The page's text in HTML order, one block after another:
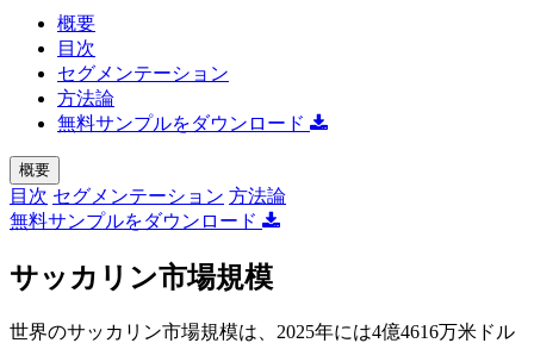
概要
目次
セグメンテーション
方法論
無料サンプルをダウンロード
概要
目次 セグメンテーション 方法論
無料サンプルをダウンロード
サッカリン市場規模
世界のサッカリン市場規模は、2025年には4億4616万米ドル